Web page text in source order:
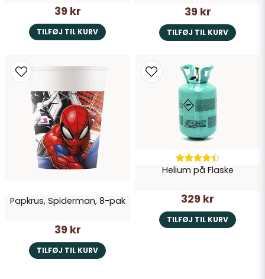
39 kr
TILFØJ TIL KURV
39 kr
TILFØJ TIL KURV
Papkrus, Spiderman, 8-pak
39 kr
TILFØJ TIL KURV
Helium på Flaske
329 kr
TILFØJ TIL KURV